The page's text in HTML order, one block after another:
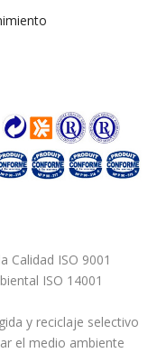
Calidad ISO 9001
ISO 14001
y reciclaje selectivo
el medio ambiente